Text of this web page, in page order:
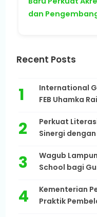
dan
Recent Posts
International
FEB Uhamka
Perkuat
Sinergi
Wagub
School bagi
Kementerian
Praktik